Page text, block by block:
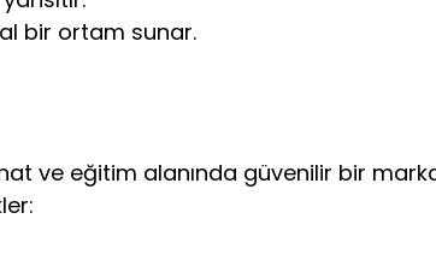
bir ortam sunar.
ve eğitim alanında güvenilir bir